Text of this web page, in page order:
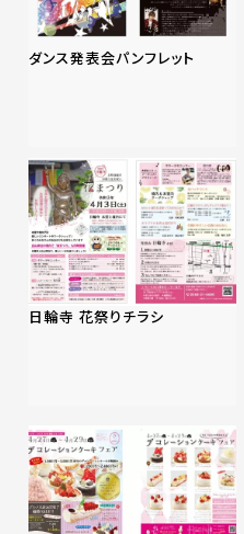
ダンス発表会パンフレット
日輪寺 花祭りチラシ